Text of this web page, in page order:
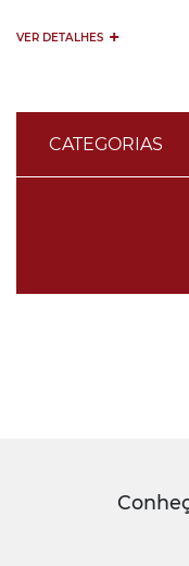
CATEGORIAS
VER DETALHES +